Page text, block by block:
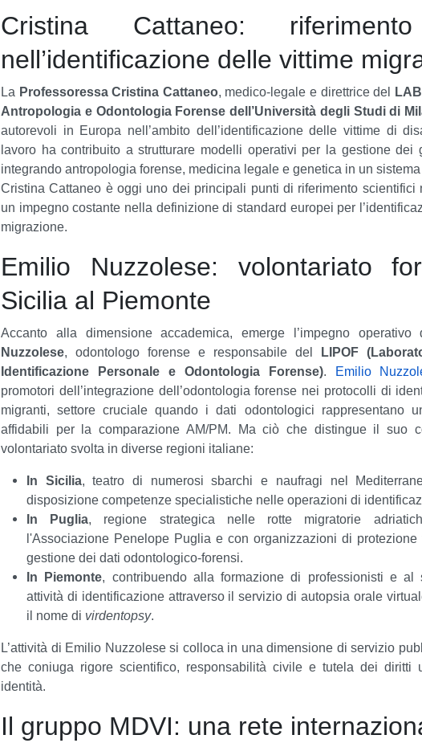
Cristina Cattaneo:
nell’identificazione delle vittime
La Professoressa Cristina Cattaneo, medico-legale e direttrice del
Antropologia e Odontologia Forense dell’Università degli Studi di
autorevoli in Europa nell’ambito dell’identificazione delle vittime di
lavoro ha contribuito a strutturare modelli operativi per la gestione dei
integrando antropologia forense, medicina legale e genetica in un
Cristina Cattaneo è oggi uno dei principali punti di riferimento scientifici
un impegno costante nella definizione di standard europei per
migrazione.
Emilio Nuzzolese: volontariato
Sicilia al Piemonte
Accanto alla dimensione accademica, emerge l’impegno operativo
Nuzzolese, odontologo forense e responsabile del
LIPOF
Identificazione Personale e Odontologia Forense). Emilio
promotori dell’integrazione dell’odontologia forense nei protocolli di
migranti, settore cruciale quando i dati odontologici rappresentano
affidabili per la comparazione AM/PM.
Ma ciò che distingue il suo
volontariato svolta in diverse regioni italiane:
In Sicilia, teatro di numerosi sbarchi e naufragi nel
disposizione competenze specialistiche nelle operazioni di
In Puglia, regione strategica nelle rotte migratorie
l'Associazione Penelope Puglia e con organizzazioni di
gestione dei dati odontologico-forensi.
In Piemonte, contribuendo alla formazione di professionisti e al
attività di identificazione attraverso il servizio di autopsia orale
il nome di virdentopsy.
L’attività di Emilio Nuzzolese si colloca in una dimensione di servizio
che coniuga rigore scientifico, responsabilità civile e tutela dei diritti
identità.
Il gruppo MDVI: una rete